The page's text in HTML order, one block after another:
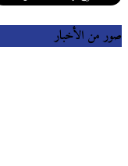
صور من الأخبار